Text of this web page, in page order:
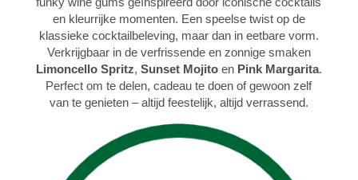
en kleurrijke momenten. Een speelse twist op de
klassieke cocktailbeleving, maar dan in eetbare vorm.
Verkrijgbaar in de verfrissende en zonnige smaken
Limoncello Spritz, Sunset Mojitoen Pink Margarita.
Perfect om te delen, cadeau te doen of gewoon zelf
van te genieten – altijd feestelijk, altijd verrassend.